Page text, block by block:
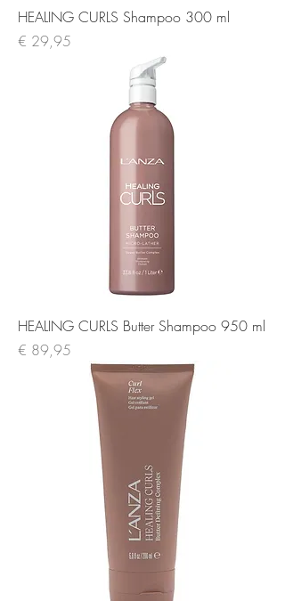
HEALING CURLS Shampoo 300 ml
Prijs
€ 29,95
HEALING CURLS Butter Shampoo 950 ml
Prijs
€ 89,95